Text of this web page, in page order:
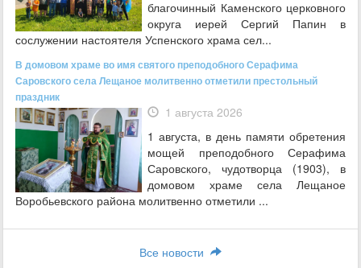
благочинный Каменского церковного
округа иерей Сергий Папин в
сослужении настоятеля Успенского храма сел...
В домовом храме во имя святого преподобного Серафима
Саровского села Лещаное молитвенно отметили престольный
праздник
1 августа 2026
1 августа, в день памяти обретения
мощей преподобного Серафима
Саровского, чудотворца (1903), в
домовом храме села Лещаное
Воробьевского района молитвенно отметили ...
Все новости